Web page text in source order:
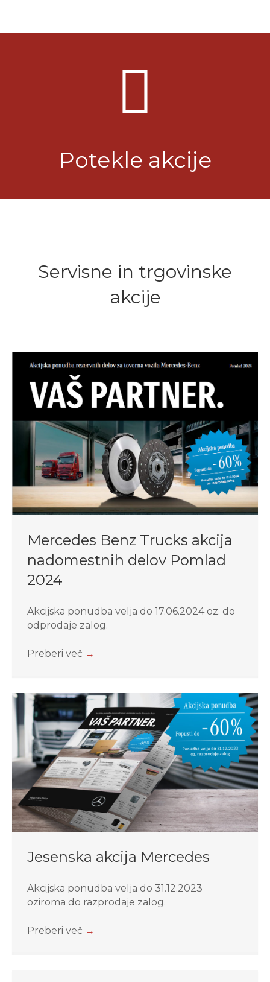
Potekle akcije
Servisne in trgovinske
akcije
Mercedes Benz Trucks akcija
nadomestnih delov Pomlad
2024
Akcijska ponudba velja do 17.06.2024 oz. do
odprodaje zalog.
Preberi več →
Jesenska akcija Mercedes
Akcijska ponudba velja do 31.12.2023
oziroma do razprodaje zalog.
Preberi več →